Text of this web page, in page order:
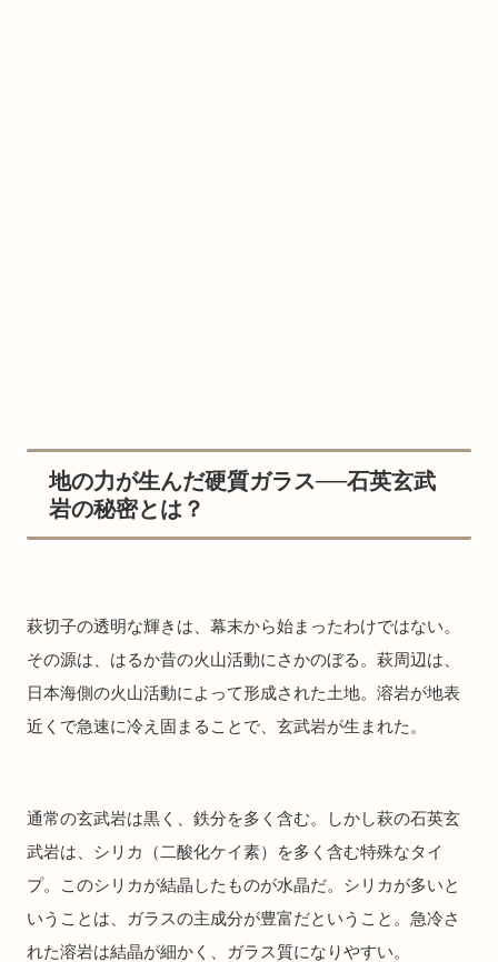
地の力が生んだ硬質ガラス──石英玄武
岩の秘密とは？
萩切子の透明な輝きは、幕末から始まったわけではない。
その源は、はるか昔の火山活動にさかのぼる。萩周辺は、
日本海側の火山活動によって形成された土地。溶岩が地表
近くで急速に冷え固まることで、玄武岩が生まれた。
通常の玄武岩は黒く、鉄分を多く含む。しかし萩の石英玄
武岩は、シリカ（二酸化ケイ素）を多く含む特殊なタイ
プ。このシリカが結晶したものが水晶だ。シリカが多いと
いうことは、ガラスの主成分が豊富だということ。急冷さ
れた溶岩は結晶が細かく、ガラス質になりやすい。